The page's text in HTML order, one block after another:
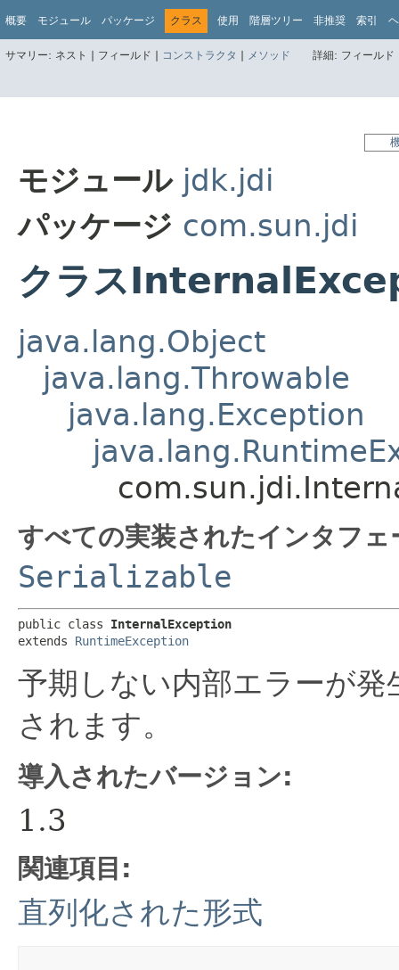
概要 モジュール パッケージ クラス 使用 階層ツリー 非推奨 索引
サマリー: ネスト | フィールド | コンストラクタ | メソッド 詳細: フィール
モジュール jdk.jdi
パッケージ com.sun.jdi
クラス
java.lang.Object
java.lang.Throwable
java.lang.Exception
すべての実装されたインタフ
Serializable
public class InternalException
extends RuntimeException
予期しない内部エラーが
されます。
導入されたバージョン:
1.3
関連項目:
直列化された形式